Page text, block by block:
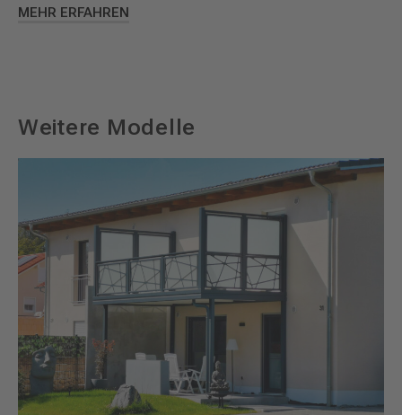
MEHR ERFAHREN
Weitere Modelle